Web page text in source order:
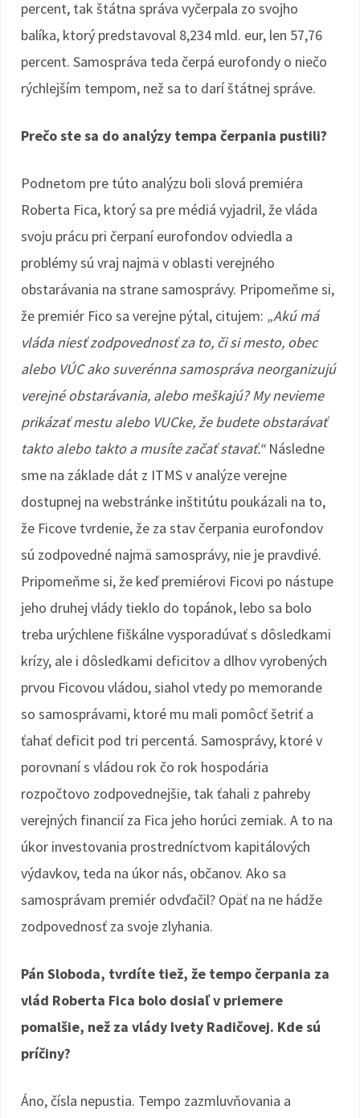
percent, tak štátna správa vyčerpala zo svojho
balíka, ktorý predstavoval 8,234 mld. eur, len 57,76
percent. Samospráva teda čerpá eurofondy o niečo
rýchlejším tempom, než sa to darí štátnej správe.
Prečo ste sa do analýzy tempa čerpania pustili?
Podnetom pre túto analýzu boli slová premiéra
Roberta Fica, ktorý sa pre médiá vyjadril, že vláda
svoju prácu pri čerpaní eurofondov odviedla a
problémy sú vraj najmä v oblasti verejného
obstarávania na strane samosprávy. Pripomeňme si,
že premiér Fico sa verejne pýtal, citujem: „Akú má
vláda niesť zodpovednosť za to, či si mesto, obec
alebo VÚC ako suverénna samospráva neorganizujú
verejné obstarávania, alebo meškajú? My nevieme
prikázať mestu alebo VUCke, že budete obstarávať
takto alebo takto a musíte začať stavať.“Následne
sme na základe dát z ITMS v analýze verejne
dostupnej na webstránke inštitútu poukázali na to,
že Ficove tvrdenie, že za stav čerpania eurofondov
sú zodpovedné najmä samosprávy, nie je pravdivé.
Pripomeňme si, že keď premiérovi Ficovi po nástupe
jeho druhej vlády tieklo do topánok, lebo sa bolo
treba urýchlene fiškálne vysporadúvať s dôsledkami
krízy, ale i dôsledkami deficitov a dlhov vyrobených
prvou Ficovou vládou, siahol vtedy po memorande
so samosprávami, ktoré mu mali pomôcť šetriť a
ťahať deficit pod tri percentá. Samosprávy, ktoré v
porovnaní s vládou rok čo rok hospodária
rozpočtovo zodpovednejšie, tak ťahali z pahreby
verejných financií za Fica jeho horúci zemiak. A to na
úkor investovania prostredníctvom kapitálových
výdavkov, teda na úkor nás, občanov. Ako sa
samosprávam premiér odvďačil? Opäť na ne hádže
zodpovednosť za svoje zlyhania.
Pán Sloboda, tvrdíte tiež, že tempo čerpania za
vlád Roberta Fica bolo dosiaľ v priemere
pomalšie, než za vlády Ivety Radičovej. Kde sú
príčiny?
Áno, čísla nepustia. Tempo zazmluvňovania a